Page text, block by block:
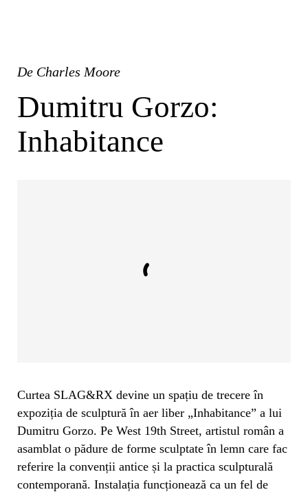
De Charles Moore
Dumitru Gorzo:
Inhabitance
Curtea SLAG&RX devine un spațiu de trecere în
expoziția de sculptură în aer liber „Inhabitance” a lui
Dumitru Gorzo. Pe West 19th Street, artistul român a
asamblat o pădure de forme sculptate în lemn care fac
referire la convenții antice și la practica sculpturală
contemporană. Instalația funcționează ca un fel de